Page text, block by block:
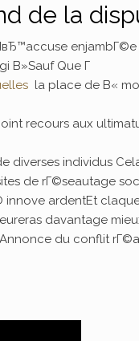
de la
В»Sauf Que Г
la place de В«
recours aux
diverses individus
de rГ©seautage
ardentEt
davantage
du conflit